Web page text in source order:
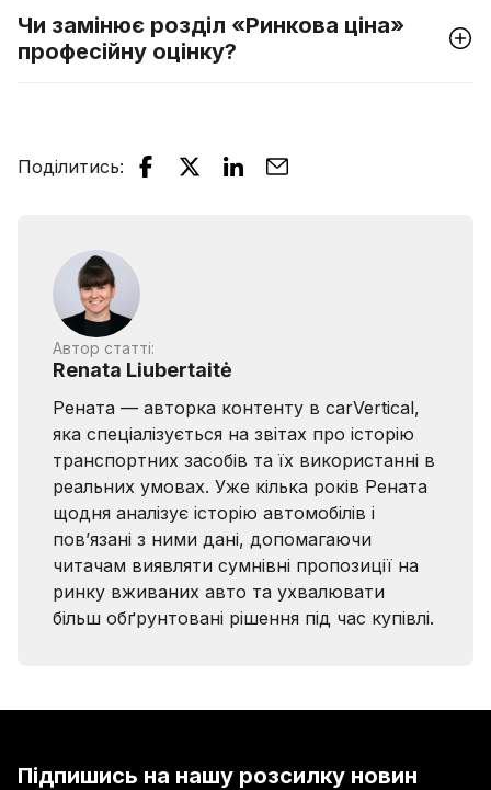
Чи замінює розділ «Ринкова ціна»
професійну оцінку?
Поділитись:
Автор статті:
Renata Liubertaitė
Рената — авторка контенту в carVertical,
яка спеціалізується на звітах про історію
транспортних засобів та їх використанні в
реальних умовах. Уже кілька років Рената
щодня аналізує історію автомобілів і
пов’язані з ними дані, допомагаючи
читачам виявляти сумнівні пропозиції на
ринку вживаних авто та ухвалювати
більш обґрунтовані рішення під час купівлі.
Підпишись на нашу розсилку новин